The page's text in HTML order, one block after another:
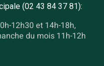
(02 43 84 37 81):
12h30 et 14h-18h,
du mois 11h-12h